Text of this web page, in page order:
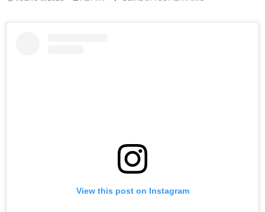
View this post on Instagram